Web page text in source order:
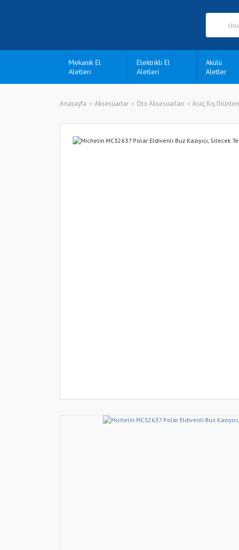
Mekanik El
Aletleri
Elektrikli El
Aletleri
Akülü
Aletler
Anasayfa Aksesuarlar Oto Aksesuarları Araç Kış Ürünleri